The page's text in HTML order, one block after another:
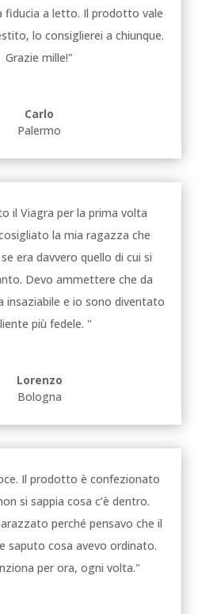
fiducia a letto. Il prodotto vale
lo consiglierei a chiunque.
Grazie mille!"
Carlo
Palermo
il Viagra per la prima volta
la mia ragazza che
era davvero quello di cui si
Devo ammettere che da
insaziabile e io sono diventato
più fedele. "
Lorenzo
Bologna
Il prodotto è confezionato
si sappia cosa c’è dentro.
perché pensavo che il
saputo cosa avevo ordinato.
per ora, ogni volta."